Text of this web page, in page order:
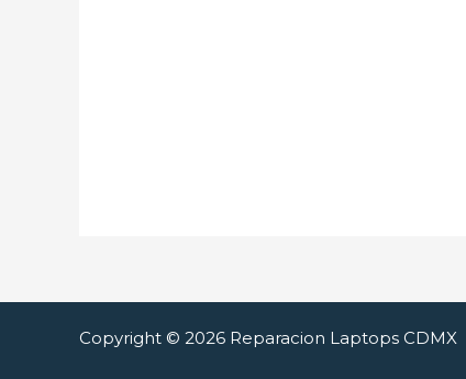
Copyright © 2026 Reparacion Laptops CDMX